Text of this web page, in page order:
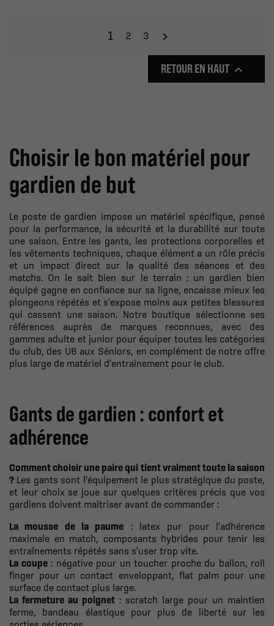
1 2 3
RETOUR EN HAUT 
Choisir le bon matériel pour
gardien de but
Le poste de gardien impose un matériel spécifique, pensé
pour la performance, la sécurité et la durabilité sur toute
une saison. Entre les gants, les protections corporelles et
les vêtements techniques, chaque élément a un rôle précis
et un impact direct sur la qualité des séances et des
matchs. On le sait bien sur le terrain : un gardien bien
équipé gagne en confiance sur sa ligne, encaisse mieux les
plongeons répétés et s'expose moins aux petites blessures
qui cassent une saison. Notre boutique sélectionne ses
références auprès de marques reconnues, avec des
gammes adulte et junior pour équiper toutes les catégories
du club, des U6 aux Séniors, en complément de notre offre
plus large de matériel d'entraînement pour le club.
Gants de gardien : confort et
adhérence
Comment choisir une paire qui tient vraiment toute la saison
? Les gants sont l'équipement le plus stratégique du poste,
et leur choix se joue sur quelques critères précis que vos
gardiens doivent maîtriser avant de commander :
La mousse de la paume : latex pur pour l'adhérence
maximale en match, composants hybrides pour tenir les
entraînements répétés sans s'user trop vite.
La coupe: négative pour un toucher proche du ballon, roll
finger pour un contact enveloppant, flat palm pour une
surface de contact plus large.
La fermeture au poignet : scratch large pour un maintien
ferme, bandeau élastique pour plus de liberté sur les